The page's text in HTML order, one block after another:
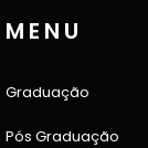
MENU
Graduação
Pós Graduação